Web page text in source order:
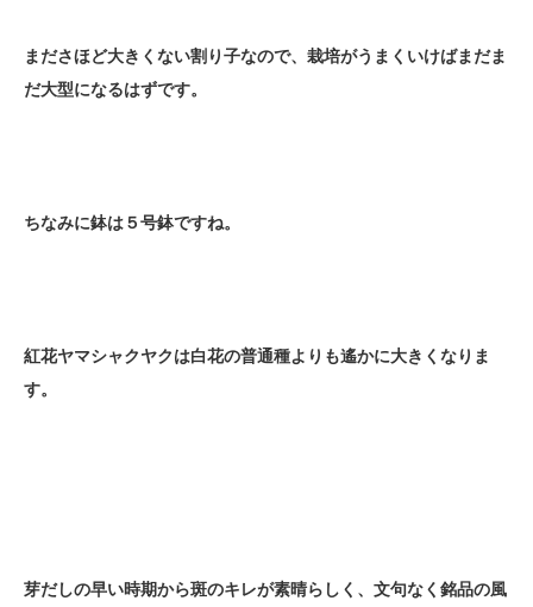
まださほど大きくない割り子なので、栽培がうまくいけばまだま
だ大型になるはずです。
ちなみに鉢は５号鉢ですね。
紅花ヤマシャクヤクは白花の普通種よりも遙かに大きくなりま
す。
芽だしの早い時期から斑のキレが素晴らしく、文句なく銘品の風